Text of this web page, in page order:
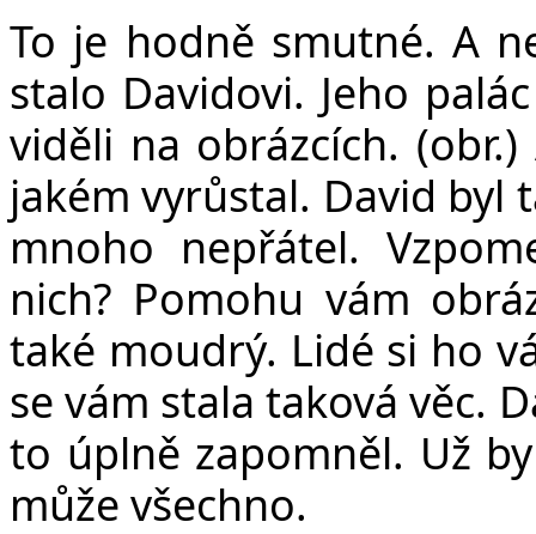
To je hodně smutné. A
stalo Davidovi. Jeho
viděli na obrázcích.
jakém vyrůstal. David byl
mnoho nepřátel.
nich? Pomohu vám
také moudrý. Lidé si ho
se vám stala taková věc.
to úplně zapomněl. Už
může všechno.